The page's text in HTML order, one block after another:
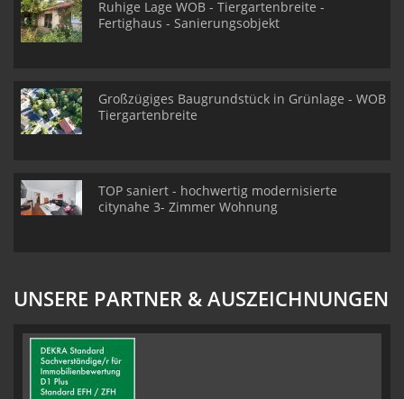
Ruhige Lage WOB - Tiergartenbreite -
Fertighaus - Sanierungsobjekt
Großzügiges Baugrundstück in Grünlage - WOB
Tiergartenbreite
TOP saniert - hochwertig modernisierte
citynahe 3- Zimmer Wohnung
UNSERE PARTNER & AUSZEICHNUNGEN